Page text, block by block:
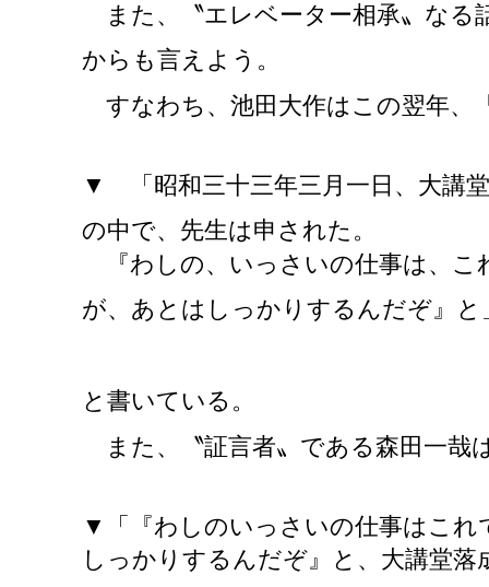
また、〝エレベーター相承〟なる
からも言えよう。
すなわち、池田大作はこの翌年、
▼ 「昭和三十三年三月一日、大講
の中で、先生は申された。
『わしの、いっさいの仕事は、こ
が、あとはしっかりするんだぞ』と
と書いている。
また、〝証言者〟である森田一哉
▼「『わしのいっさいの仕事はこ
しっかりするんだぞ』と、大講堂